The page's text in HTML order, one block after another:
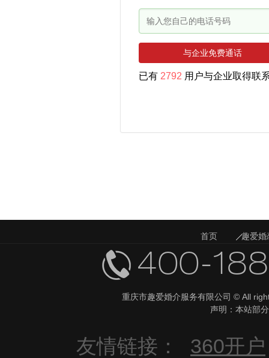
与企业免费通话
已有 2792 用户与企业取得联
首页
趣爱婚
相关活动
400-
重庆市趣爱婚介服务有限公司 © All
声明：本站部
友情链接： 360开户